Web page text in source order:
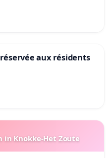
aux résidents
in Knokke-Het Zoute